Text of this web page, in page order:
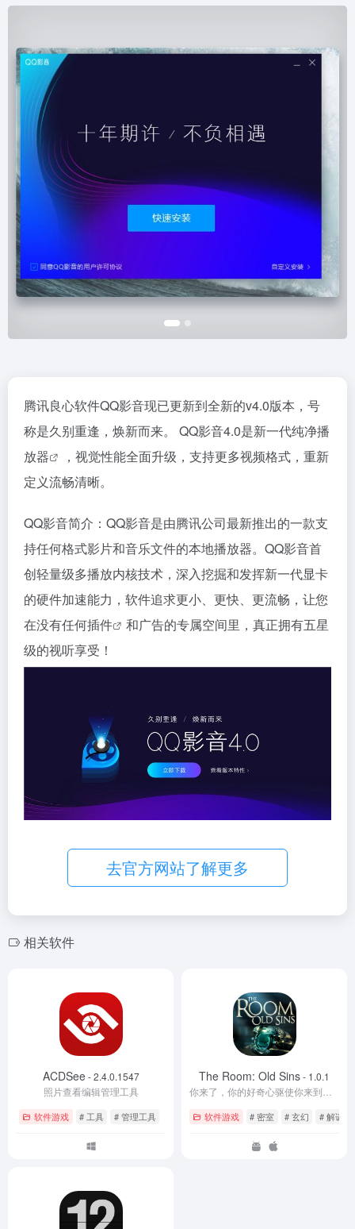
腾讯良心软件QQ影音现已更新到全新的v4.0版本，号
称是久别重逢，焕新而来。 QQ影音4.0是新一代纯净播
放器
，视觉性能全面升级，支持更多视频格式，重新
定义流畅清晰。
QQ影音简介：QQ影音是由腾讯公司最新推出的一款支
持任何格式影片和音乐文件的本地播放器。QQ影音首
创轻量级多播放内核技术，深入挖掘和发挥新一代显卡
的硬件加速能力，软件追求更小、更快、更流畅，让您
在没有任何插件
和广告的专属空间里，真正拥有五星
级的视听享受！
去官方网站了解更多
相关软件
ACDSee- 2.4.0.1547
照片查看编辑管理工具
软件游戏 # 工具 # 管理工具
The Room: Old Sins- 1.0.1
软件游戏 # 密室 # 玄幻 # 解谜